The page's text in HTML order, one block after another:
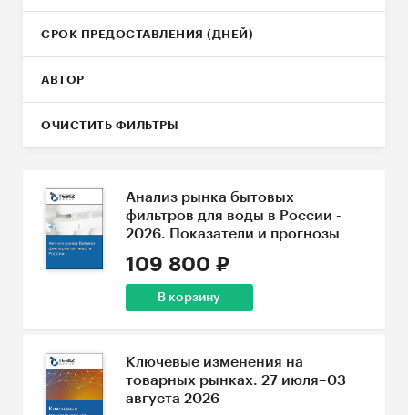
СРОК ПРЕДОСТАВЛЕНИЯ (ДНЕЙ)
АВТОР
ОЧИСТИТЬ ФИЛЬТРЫ
Анализ рынка бытовых
фильтров для воды в России -
2026. Показатели и прогнозы
109 800 ₽
В корзину
Ключевые изменения на
товарных рынках. 27 июля–03
августа 2026